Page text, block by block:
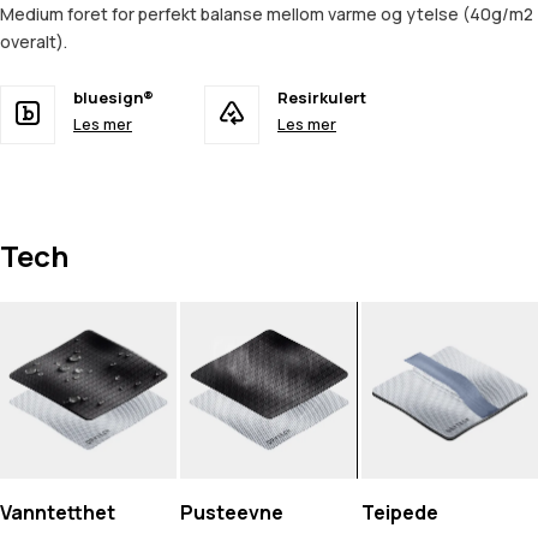
Medium foret for perfekt balanse mellom varme og ytelse (40g/m2
overalt).
bluesign®
Les mer
Resirkulert
Les mer
Tech
Vanntetthet Pusteevne
Teipede